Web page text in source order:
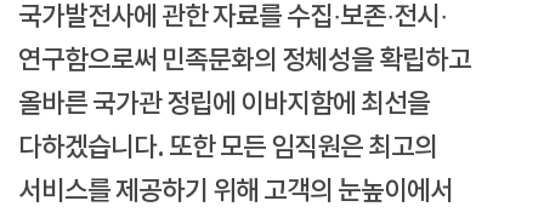
국가발전사에 관한 자료를 수집·보존·전시·
연구함으로써 민족문화의 정체성을 확립하고
올바른 국가관 정립에 이바지함에 최선을
다하겠습니다. 또한 모든 임직원은 최고의
서비스를 제공하기 위해 고객의 눈높이에서